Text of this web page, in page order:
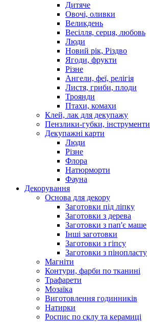
Дитяче
Овочі, оливки
Великдень
Весілля, серця, любовь
Люди
Новий рік, Різдво
Ягоди, фрукти
Різне
Ангели, феї, релігія
Листя, гриби, плоди
Троянди
Птахи, комахи
Клей, лак для декупажу
Пензлики-губки, інструменти
Декупажні карти
Люди
Різне
Флора
Натюрморти
Фауна
Декорування
Основа для декору
Заготовки під ліпку
Заготовки з дерева
Заготовки з пап'є маше
Інші заготовки
Заготовки з гіпсу
Заготовки з пінопласту
Магніти
Контури, фарби по тканині
Трафарети
Мозаїка
Виготовлення годинників
Натирки
Роспис по склу та керамиці